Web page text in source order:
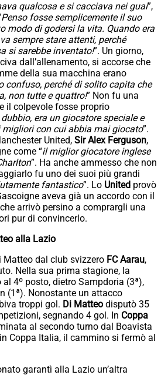
qualcosa e si cacciava nei guai”,
Penso fosse semplicemente il suo
modo di godersi la vita. Quando era
sempre stare attenti, perché
si sarebbe inventato!”. Un giorno,
dall’allenamento, si accorse che
della sua macchina erano
confuso, perché di solito capita che
non tutte e quattro!” Non fu una
il colpevole fosse proprio
dubbio, era un giocatore speciale e
migliori con cui abbia mai giocato”.
United, Sir Alex Ferguson,
come “il miglior giocatore inglese
”. Ha anche ammesso che non
fu uno dei suoi più grandi
fantastico”. Lo United provò
aveva già un accordo con il
arrivò persino a comprargli una
pur di convincerlo.
alla Lazio
Matteo dal club svizzero FC Aarau,
Nella sua prima stagione, la
4º posto, dietro Sampdoria (3ª),
(1ª). Nonostante un attacco
troppi gol. Di Matteo disputò 35
segnando 4 gol. In Coppa
al secondo turno dal Boavista
Coppa Italia, il cammino si fermò al
garantì alla Lazio un’altra